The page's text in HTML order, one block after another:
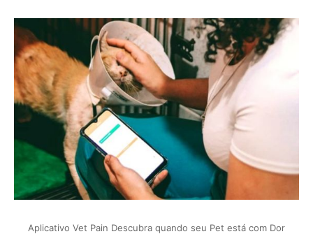
Aplicativo Vet Pain Descubra quando seu Pet está com Dor